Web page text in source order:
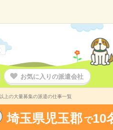
お気に入りの派遣会社
上の大量募集の派遣の仕事一覧
埼玉県児玉郡 で10